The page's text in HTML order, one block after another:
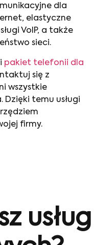
dla
elastyczne
VoIP, a także
sieci.
pakiet telefonii dla
się z
wszystkie
Dzięki temu usługi
firmy.
usług